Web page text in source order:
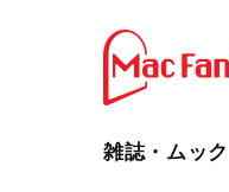
雑誌・ムック